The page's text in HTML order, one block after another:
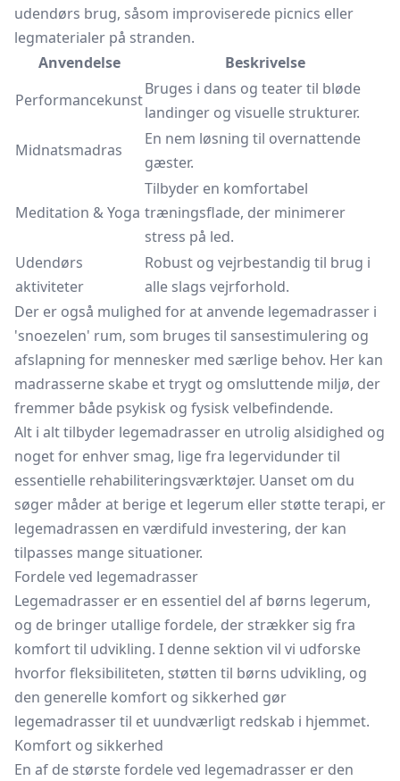
udendørs brug, såsom improviserede picnics eller
legmaterialer på stranden.
Anvendelse
Beskrivelse
Performancekunst
Bruges i dans og teater til bløde
landinger og visuelle strukturer.
Midnatsmadras
En nem løsning til overnattende
gæster.
Meditation & Yoga
Tilbyder en komfortabel
træningsflade, der minimerer
stress på led.
Udendørs
aktiviteter
Robust og vejrbestandig til brug i
alle slags vejrforhold.
Der er også mulighed for at anvende legemadrasser i
'snoezelen' rum, som bruges til sansestimulering og
afslapning for mennesker med særlige behov. Her kan
madrasserne skabe et trygt og omsluttende miljø, der
fremmer både psykisk og fysisk velbefindende.
Alt i alt tilbyder legemadrasser en utrolig alsidighed og
noget for enhver smag, lige fra legervidunder til
essentielle rehabiliteringsværktøjer. Uanset om du
søger måder at berige et legerum eller støtte terapi, er
legemadrassen en værdifuld investering, der kan
tilpasses mange situationer.
Fordele ved legemadrasser
Legemadrasser er en essentiel del af børns legerum,
og de bringer utallige fordele, der strækker sig fra
komfort til udvikling. I denne sektion vil vi udforske
hvorfor fleksibiliteten, støtten til børns udvikling, og
den generelle komfort og sikkerhed gør
legemadrasser til et uundværligt redskab i hjemmet.
Komfort og sikkerhed
En af de største fordele ved legemadrasser er den